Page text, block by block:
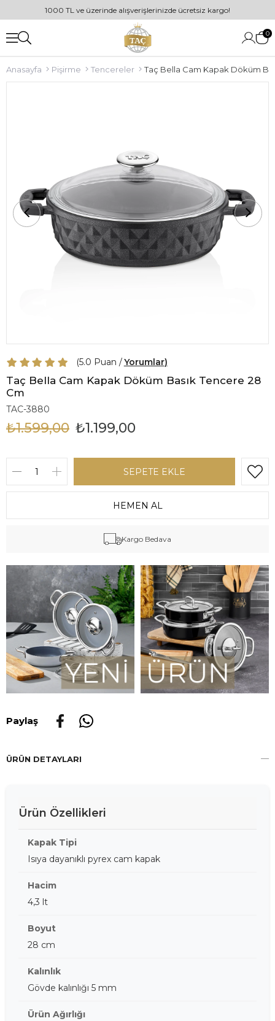
1000 TL ve üzerinde alışverişlerinizde ücretsiz kargo!
0
Anasayfa Pişirme Tencereler Taç Bella Cam Kapak Döküm
5.0 Yorumlar
Taç Bella Cam Kapak Döküm Basık Tencere 28
Cm
TAC-3880
₺1.599,00 ₺1.199,00
Kargo Bedava
Paylaş
ÜRÜN DETAYLARI
Ürün Özellikleri
Kapak Tipi
Isıya dayanıklı pyrex cam kapak
Hacim
4,3 lt
Boyut
28 cm
Kalınlık
Gövde kalınlığı 5 mm
Ürün Ağırlığı